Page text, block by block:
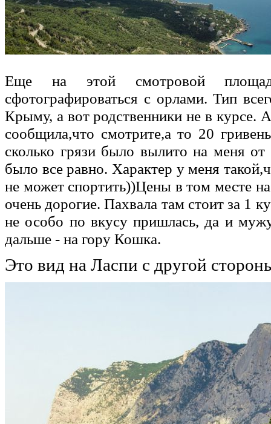
Еще на этой смотровой
сфотографироваться с орлами. Тип
Крыму, а вот родственники не в
сообщила,что смотрите,а то 20
сколько грязи было вылито на меня
было все равно. Характер у меня
не может спортить))Цены в том месте
очень дорогие. Пахвала там стоит за 1
не особо по вкусу пришлась, да и
дальше - на гору Кошка.
Это вид на Ласпи с другой